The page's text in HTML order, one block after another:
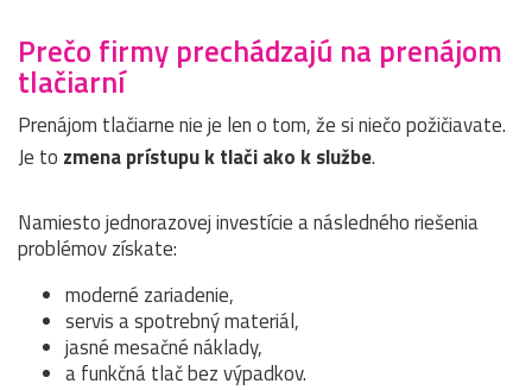
Prečo firmy prechádzajú na prenájom
tlačiarní
Prenájom tlačiarne nie je len o tom, že si niečo požičiavate.
Je to zmena prístupu k tlači ako k službe.
Namiesto jednorazovej investície a následného riešenia
problémov získate:
moderné zariadenie,
servis a spotrebný materiál,
jasné mesačné náklady,
a funkčná tlač bez výpadkov.